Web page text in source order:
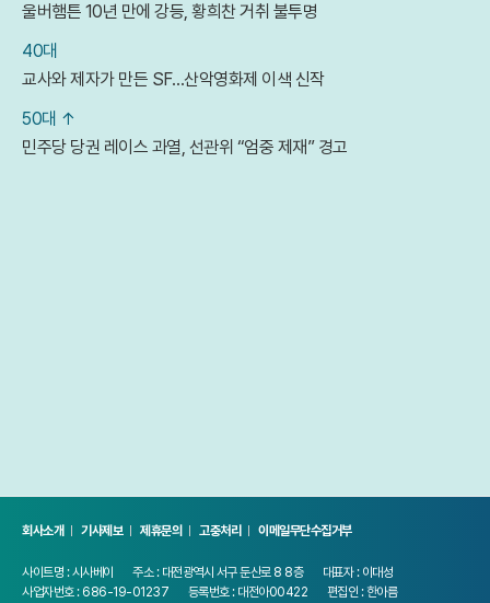
울버햄튼 10년 만에 강등, 황희찬 거취 불투명
40대
교사와 제자가 만든 SF…산악영화제 이색 신작
50대 ↑
민주당 당권 레이스 과열, 선관위 “엄중 제재” 경고
회사소개 기사제보 제휴문의 고충처리 이메일무단수집거부
사이트명 : 시사베이 주소 : 대전광역시 서구 둔산로 8 8층
대표자 : 이대성
사업자번호 : 686-19-01237
등록번호 : 대전아00422 편집인 : 한아름